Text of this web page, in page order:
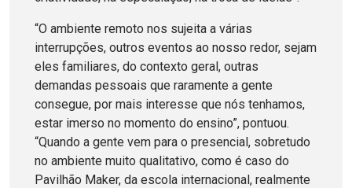
“O ambiente remoto nos sujeita a várias
interrupções, outros eventos ao nosso redor, sejam
eles familiares, do contexto geral, outras
demandas pessoais que raramente a gente
consegue, por mais interesse que nós tenhamos,
estar imerso no momento do ensino”, pontuou.
“Quando a gente vem para o presencial, sobretudo
no ambiente muito qualitativo, como é caso do
Pavilhão Maker, da escola internacional, realmente